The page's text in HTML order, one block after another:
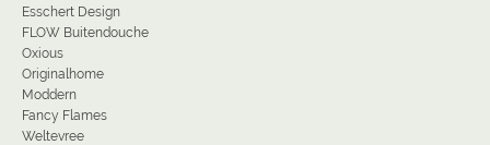
Esschert Design
FLOW Buitendouche
Oxious
Originalhome
Moddern
Fancy Flames
Weltevree